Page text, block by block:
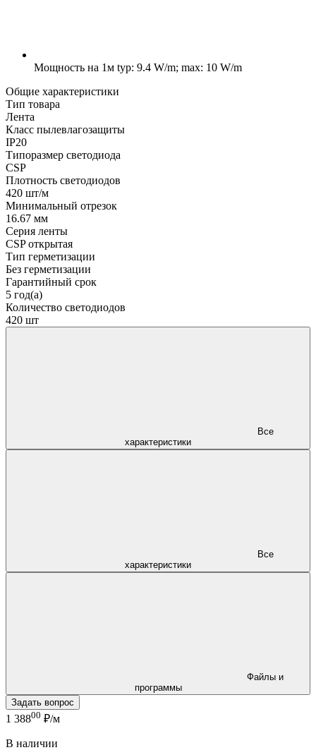
Мощность на 1м typ: 9.4 W/m; max: 10 W/m
Общие характеристики
Тип товара
Лента
Класс пылевлагозащиты
IP20
Типоразмер светодиода
CSP
Плотность светодиодов
420 шт/м
Минимальный отрезок
16.67 мм
Серия ленты
CSP открытая
Тип герметизации
Без герметизации
Гарантийный срок
5 год(а)
Количество светодиодов
420 шт
характеристики
характеристики
программы
Задать вопрос
1 38800 ₽/м
В наличии